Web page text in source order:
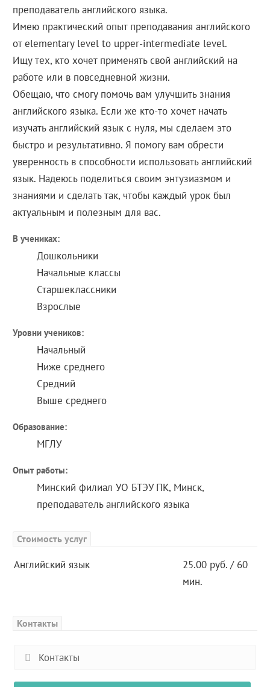
преподаватель английского языка.
Имею практический опыт преподавания английского
от elementary level to upper-intermediate level.
Ищу тех, кто хочет применять свой английский на
работе или в повседневной жизни.
Обещаю, что смогу помочь вам улучшить знания
английского языка. Если же кто-то хочет начать
изучать английский язык с нуля, мы сделаем это
быстро и результативно. Я помогу вам обрести
уверенность в способности использовать английский
язык. Надеюсь поделиться своим энтузиазмом и
знаниями и сделать так, чтобы каждый урок был
актуальным и полезным для вас.
В учениках:
Дошкольники
Начальные классы
Старшеклассники
Взрослые
Уровни учеников:
Начальный
Ниже среднего
Средний
Выше среднего
Образование:
МГЛУ
Опыт работы:
Минский филиал УО БТЭУ ПК, Минск,
преподаватель английского языка
Стоимость услуг
Английский язык
25.00 руб. / 60
мин.
Контакты
Контакты